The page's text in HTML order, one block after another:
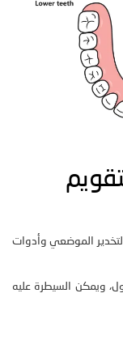
الموضعي وأدوات
ويمكن السيطرة عليه